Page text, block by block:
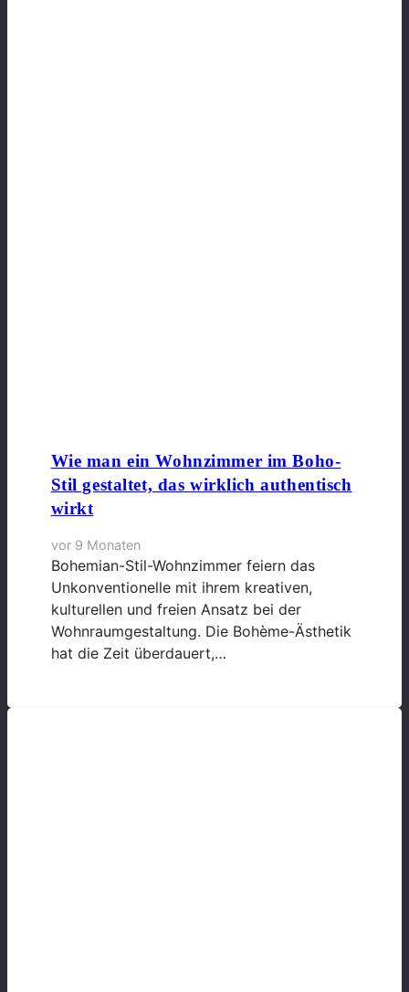
Wie man ein Wohnzimmer im Boho-
Stil gestaltet, das wirklich authentisch
wirkt
vor 9 Monaten
Bohemian-Stil-Wohnzimmer feiern das
Unkonventionelle mit ihrem kreativen,
kulturellen und freien Ansatz bei der
Wohnraumgestaltung. Die Bohème-Ästhetik
hat die Zeit überdauert,…